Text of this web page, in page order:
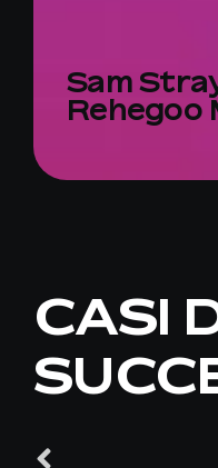
Sam
Rehegoo
CASI